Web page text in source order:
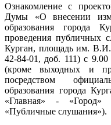
Ознакомление с
Думы «О внесении
образования города
проведения публичных
Курган, площадь им.
42-84-01, доб. 111) с
(кроме выходных и
посредством
образования города
«Главная» -
«Публичные слушания»).